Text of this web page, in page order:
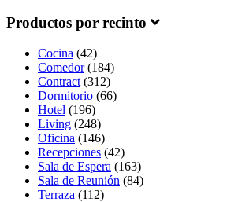
Productos por recinto
Cocina (42)
Comedor(184)
Contract (312)
Dormitorio (66)
Hotel (196)
Living (248)
Oficina (146)
Recepciones (42)
Sala de Espera (163)
Sala de Reunión (84)
Terraza (112)